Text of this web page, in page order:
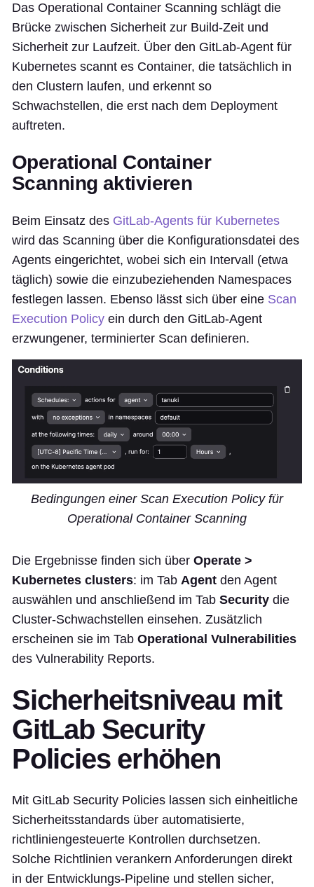
Das Operational Container Scanning schlägt die
Brücke zwischen Sicherheit zur Build-Zeit und
Sicherheit zur Laufzeit. Über den GitLab-Agent für
Kubernetes scannt es Container, die tatsächlich in
den Clustern laufen, und erkennt so
Schwachstellen, die erst nach dem Deployment
auftreten.
Operational Container
Scanning aktivieren
Beim Einsatz des GitLab-Agents für Kubernetes
wird das Scanning über die Konfigurationsdatei des
Agents eingerichtet, wobei sich ein Intervall (etwa
täglich) sowie die einzubeziehenden Namespaces
festlegen lassen. Ebenso lässt sich über eine Scan
Execution Policy ein durch den GitLab-Agent
erzwungener, terminierter Scan definieren.
Bedingungen einer Scan Execution Policy für
Operational Container Scanning
Die Ergebnisse finden sich über Operate >
Kubernetes clusters: im Tab Agent den Agent
auswählen und anschließend im Tab Security die
Cluster-Schwachstellen einsehen. Zusätzlich
erscheinen sie im Tab Operational Vulnerabilities
des Vulnerability Reports.
Sicherheitsniveau mit
GitLab Security
Policies erhöhen
Mit GitLab Security Policies lassen sich einheitliche
Sicherheitsstandards über automatisierte,
richtliniengesteuerte Kontrollen durchsetzen.
Solche Richtlinien verankern Anforderungen direkt
in der Entwicklungs-Pipeline und stellen sicher,